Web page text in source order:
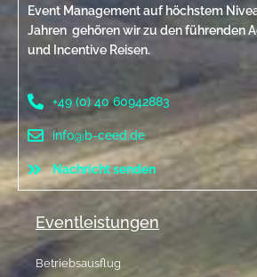
Event Management auf höchstem
Jahren gehören wir zu den führenden
und Incentive Reisen.
+49 (0) 40 60942883
info@b-ceed.de
Nachricht senden
Eventleistungen
Betriebsausflug